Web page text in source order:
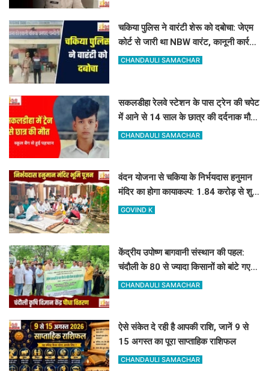
चकिया पुलिस ने वारंटी शेरू को दबोचा: जेएम
कोर्ट से जारी था NBW वारंट, कानूनी कार्रवाई
शुरू
CHANDAULI SAMACHAR
सकलडीहा रेलवे स्टेशन के पास ट्रेन की चपेट
में आने से 14 साल के छात्र की दर्दनाक मौत,
स्कूल बैग से हुई पहचान
CHANDAULI SAMACHAR
वंदन योजना से चकिया के निर्भयदास हनुमान
मंदिर का होगा कायाकल्प: 1.84 करोड़ से शुरू
हुआ भव्य निर्माण कार्य
GOVIND K
केंद्रीय उपोष्ण बागवानी संस्थान की पहल:
चंदौली के 80 से ज्यादा किसानों को बांटे गए
आम, आंवला और अमरूद के पौधे
CHANDAULI SAMACHAR
ऐसे संकेत दे रही है आपकी राशि, जानें 9 से
15 अगस्त का पूरा साप्ताहिक राशिफल
CHANDAULI SAMACHAR